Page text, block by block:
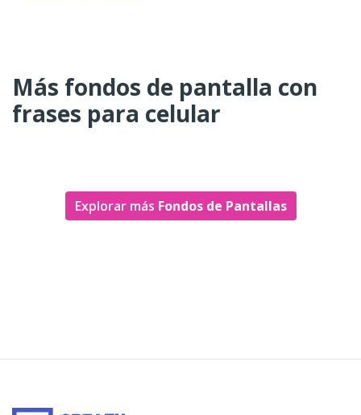
Más fondos de pantalla con
frases para celular
Explorar más Fondos de Pantallas